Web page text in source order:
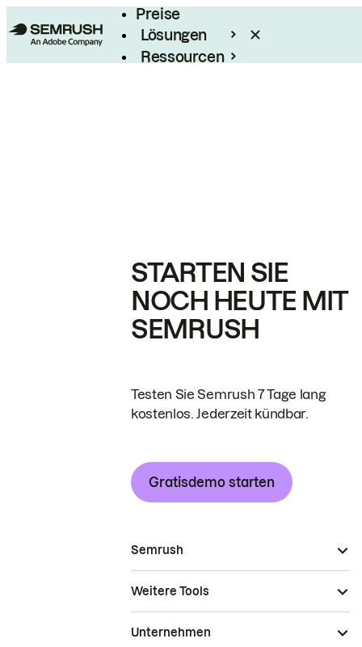
Preise
Lösungen
Ressourcen
STARTEN SIE
NOCH HEUTE MIT
SEMRUSH
Testen Sie Semrush 7 Tage lang
kostenlos. Jederzeit kündbar.
Gratisdemo starten
Semrush
Weitere Tools
Unternehmen